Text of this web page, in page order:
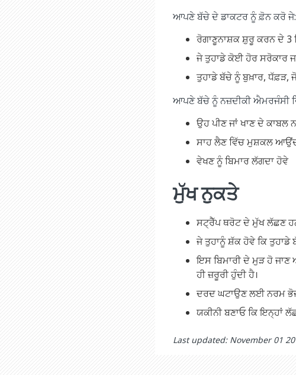
ਆਪਣੇ ਬੱਚੇ ਦੇ ਡਾਕਟਰ ਨੂੰ ਫ਼ੋਨ ਕਰੋ ਜੇ:
ਰੋਗਾਣੂਨਾਸ਼ਕ ਸ਼ੁਰੂ ਕਰਨ ਦੇ 3
ਜੇ ਤੁਹਾਡੇ ਕੋਈ ਹੋਰ ਸਰੋਕਾਰ
ਤੁਹਾਡੇ ਬੱਚੇ ਨੂੰ ਬੁਖ਼ਾਰ, ਧੱਫ਼ੜ,
ਆਪਣੇ ਬੱਚੇ ਨੂੰ ਨਜ਼ਦੀਕੀ ਐਮਰਜੰਸੀ
ਉਹ ਪੀਣ ਜਾਂ ਖਾਣ ਦੇ ਕਾਬਲ
ਸਾਹ ਲੈਣ ਵਿੱਚ ਮੁਸ਼ਕਲ
ਵੇਖਣ ਨੂੰ ਬਿਮਾਰ ਲੱਗਦਾ ਹੋਵੇ
ਮੁੱਖ ਨੁਕਤੇ
ਸਟ੍ਰੈੱਪ ਥਰੋਟ ਦੇ ਮੁੱਖ ਲੱਛਣ
ਜੇ ਤੁਹਾਨੂੰ ਸ਼ੱਕ ਹੋਵੇ ਕਿ ਤੁਹਾਡੇ
ਇਸ ਬਿਮਾਰੀ ਦੇ ਮੁੜ ਹੋ
ਹੀ ਜ਼ਰੂਰੀ ਹੁੰਦੀ ਹੈ।
ਦਰਦ ਘਟਾਉਣ ਲਈ ਨਰਮ
ਯਕੀਨੀ ਬਣਾਓ ਕਿ ਇਨ੍ਹਾਂ
Last updated: November 01